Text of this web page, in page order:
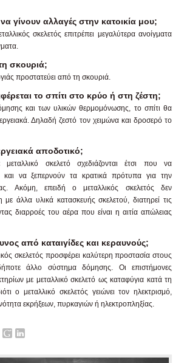
γίνουν αλλαγές στην κατοικία μου;
σκελετός επιτρέπει μεγαλύτερα ανοίγματα
σκουριά;
προστατεύει από τη σκουριά.
το σπίτι στο κρύο ή στη ζέστη;
και των υλικών θερμομόνωσης, το σπίτι θα
Δηλαδή ζεστό τον χειμώνα και δροσερό το
αποδοτικό;
σκελετό σχεδιάζονται έτσι που να
και να ξεπερνούν τα κρατικά πρότυπα για την
Ακόμη, επειδή ο μεταλλικός σκελετός δεν
με άλλα υλικά κατασκευής σκελετού, διατηρεί τις
διαρροές του αέρα που είναι η αιτία απώλειας
από καταιγίδες και κεραυνούς;
σκελετός προσφέρει καλύτερη προστασία στους
άλλο σύστημα δόμησης. Οι επιστήμονες
με μεταλλικό σκελετό ως καταφύγια κατά τη
ο μεταλλικό σκελετός γειώνει τον ηλεκτρισμό,
εκρήξεων, πυρκαγιών ή ηλεκτροπληξίας.
TwitterGoogle+